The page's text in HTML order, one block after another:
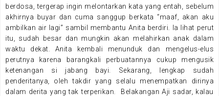
berdosa, tergerap ingin melontarkan kata yang entah, sebelum
akhirnya buyar dan cuma sanggup berkata “maaf, akan aku
ambilkan air lagi” sambil membantu Anita berdiri. Ia lihat perut
itu, sudah besar dan mungkin akan melahirkan anak dalam
waktu dekat. Anita kembali menunduk dan mengelus-elus
perutnya karena barangkali perbuatannya cukup mengusik
ketenangan si jabang bayi. Sekarang, lengkap sudah
penderitanya, oleh takdir yang selalu menempatkan dirinya
dalam derita yang tak terperikan. Belakangan Aji sadar, kalau